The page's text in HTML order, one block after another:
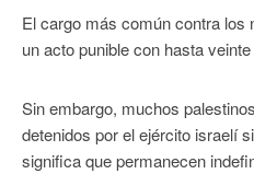
El cargo más común contra los
un acto punible con hasta
Sin embargo, muchos
detenidos por el ejército israelí
significa que permanecen